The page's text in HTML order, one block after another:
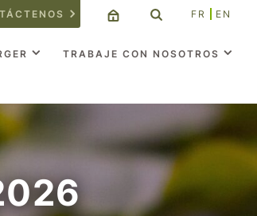
FR EN
TRABAJE CON NOSOTROS